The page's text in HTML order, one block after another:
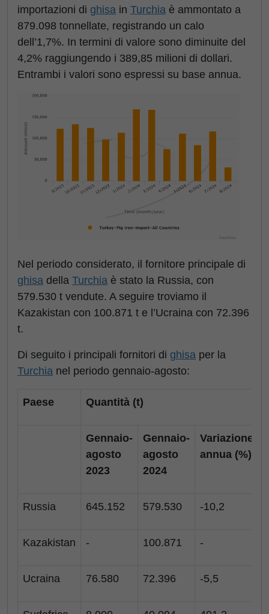
importazioni di ghisa in Turchia è ammontato a
879.098 tonnellate, registrando un calo
dell’1,7%. In termini di valore sono diminuite del
4,2% raggiungendo i 389,85 milioni di dollari.
Entrambi i valori sono espressi su base annua.
Nel periodo considerato, il fornitore principale di
ghisa della Turchia è stato la Russia, con
579.530 t vendute. A seguire troviamo il
Kazakistan con 100.871 t e l’Ucraina con 72.396
t.
Di seguito i principali fornitori di ghisa per la
Turchia nel periodo gennaio-agosto:
Paese Quantità (t)
Gennaio-
agosto
2023
Gennaio-
agosto
2024
Variazione
annua (%)
Russia 645.152 579.530 -10,2
Kazakistan - 100.871 -
Ucraina 76.580 72.396 -5,5